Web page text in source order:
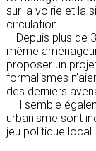
sur la voirie et la
circulation.
– Depuis plus de
même
proposer un
formalismes
des derniers
– Il semble
urbanisme sont
jeu politique